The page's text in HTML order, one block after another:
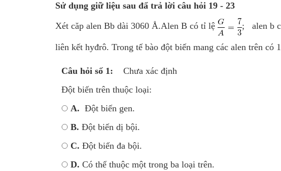
Sử dụng giữ liệu sau đẩ trả lời câu hỏi 19 - 23
Xét căp alen Bb dài 3060 Å.Alen B có tỉ lệ
; alen b
liên kết hyđrô. Trong tế bào đột biến mang các alen trên có
Câu hỏi số 1:
Chưa xác định
Đột biến trên thuộc loại:
A. Đột biến gen.
B. Đột biến dị bội.
C. Đột biến đa bội.
D. Có thể thuộc một trong ba loại trên.